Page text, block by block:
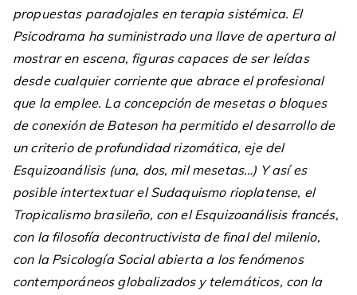
propuestas paradojales en terapia sistémica. El
Psicodrama ha suministrado una llave de apertura al
mostrar en escena, figuras capaces de ser leídas
desde cualquier corriente que abrace el profesional
que la emplee. La concepción de mesetas o bloques
de conexión de Bateson ha permitido el desarrollo de
un criterio de profundidad rizomática, eje del
Esquizoanálisis (una, dos, mil mesetas…) Y así es
posible intertextuar el Sudaquismo rioplatense, el
Tropicalismo brasileño, con el Esquizoanálisis francés,
con la filosofía decontructivista de final del milenio,
con la Psicología Social abierta a los fenómenos
contemporáneos globalizados y telemáticos, con la